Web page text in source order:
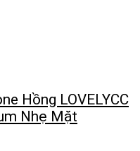
Hồng LOVELYCC
Nhẹ Mặt